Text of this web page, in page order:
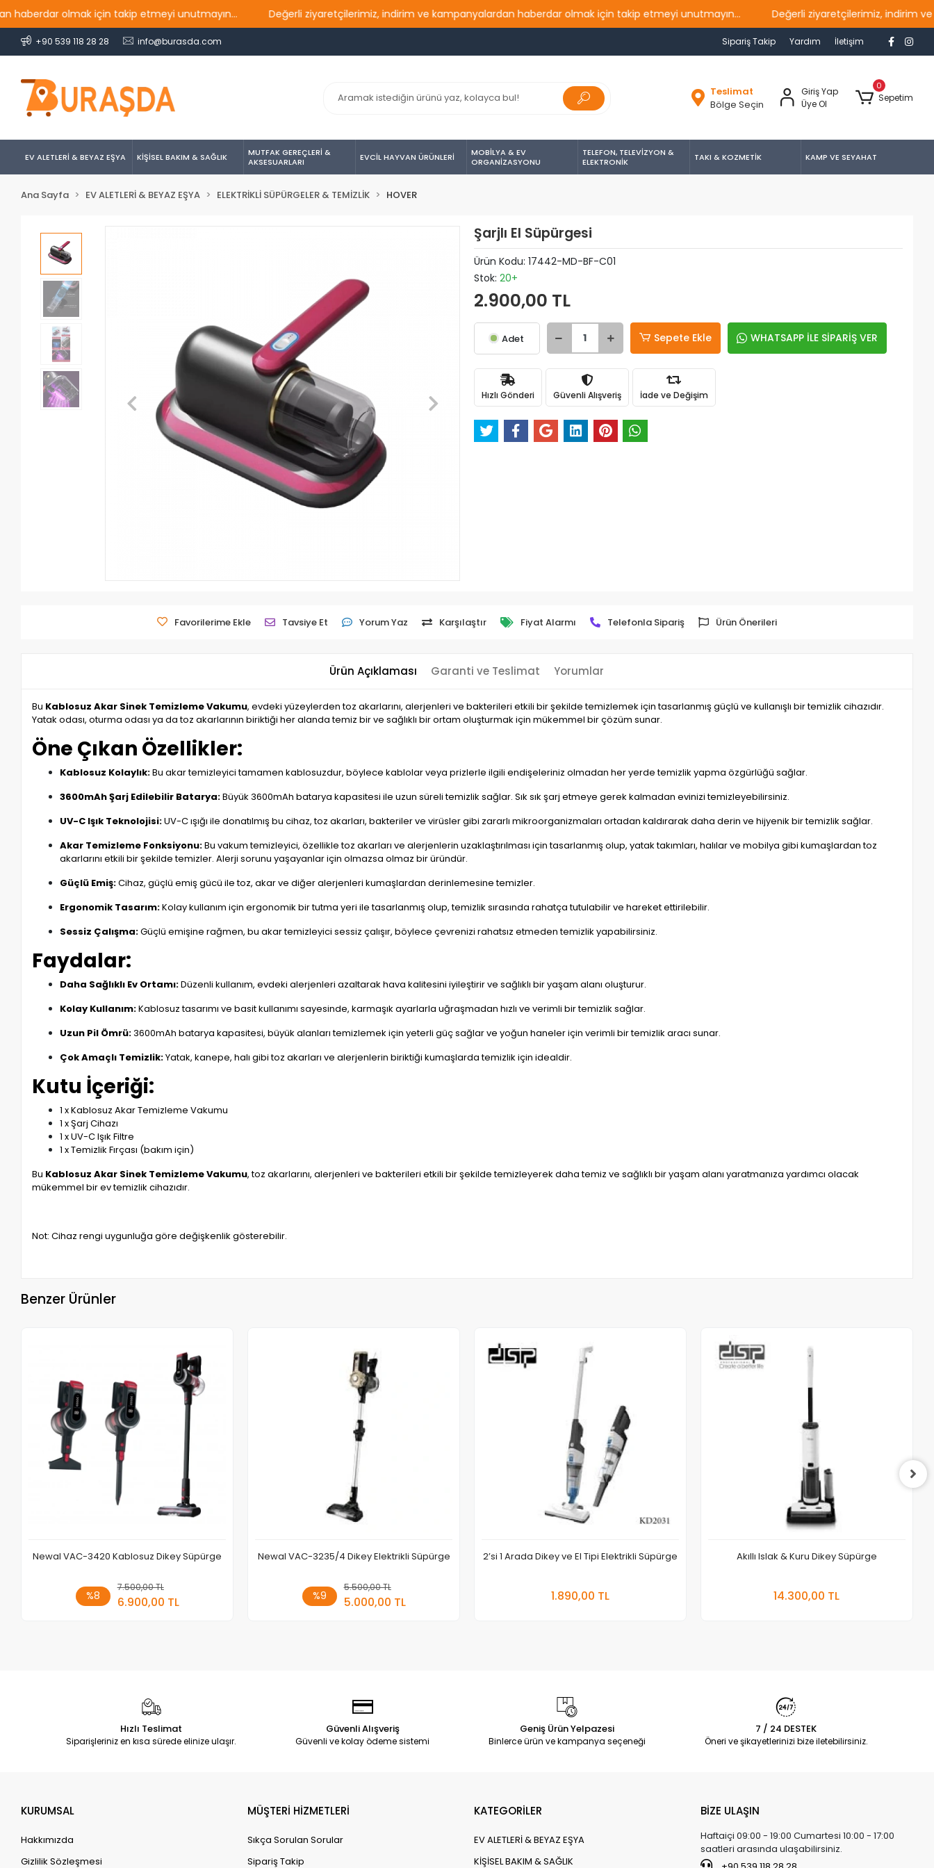
olmak için takip etmeyi unutmayın... Değerli ziyaretçilerimiz, indirim ve kampanyalardan haberdar olmak için takip etmeyi unutmayın... Değerli ziyaretçilerimiz, indirim ve
+90 539 118 28 28 info@burasda.com Sipariş Takip Yardım İletişim
Teslimat
Bölge Seçin
Giriş Yap
Üye Ol
0
Sepetim
EV ALETLERİ & BEYAZ EŞYA KİŞİSEL BAKIM & SAĞLIK
MUTFAK GEREÇLERİ &
AKSESUARLARI
EVCİL HAYVAN ÜRÜNLERİ
MOBİLYA & EV
ORGANİZASYONU
TELEFON, TELEVİZYON &
ELEKTRONİK
TAKI & KOZMETİK KAMP VE SEYAHAT
Ana Sayfa EV ALETLERİ & BEYAZ EŞYA ELEKTRİKLİ SÜPÜRGELER & TEMİZLİK HOVER
Şarjlı El Süpürgesi
Ürün Kodu: 17442-MD-BF-C01
Stok: 20+
2.900,00 TL
Adet Sepete Ekle WHATSAPP İLE SİPARİŞ VER
Hızlı Gönderi Güvenli Alışveriş İade ve Değişim
Favorilerime Ekle Tavsiye Et Yorum Yaz Karşılaştır Fiyat Alarmı Telefonla Sipariş Ürün Önerileri
Ürün Açıklaması Garanti ve Teslimat Yorumlar
Bu Kablosuz Akar Sinek Temizleme Vakumu, evdeki yüzeylerden toz akarlarını, alerjenleri ve bakterileri etkili bir şekilde temizlemek için tasarlanmış güçlü ve kullanışlı bir temizlik cihazıdır.
Yatak odası, oturma odası ya da toz akarlarının biriktiği her alanda temiz bir ve sağlıklı bir ortam oluşturmak için mükemmel bir çözüm sunar.
Öne Çıkan Özellikler:
Kablosuz Kolaylık:Bu akar temizleyici tamamen kablosuzdur, böylece kablolar veya prizlerle ilgili endişeleriniz olmadan her yerde temizlik yapma özgürlüğü sağlar.
3600mAh Şarj Edilebilir Batarya:Büyük 3600mAh batarya kapasitesi ile uzun süreli temizlik sağlar. Sık sık şarj etmeye gerek kalmadan evinizi temizleyebilirsiniz.
UV-C Işık Teknolojisi:UV-C ışığı ile donatılmış bu cihaz, toz akarları, bakteriler ve virüsler gibi zararlı mikroorganizmaları ortadan kaldırarak daha derin ve hijyenik bir temizlik sağlar.
Akar Temizleme Fonksiyonu:Bu vakum temizleyici, özellikle toz akarları ve alerjenlerin uzaklaştırılması için tasarlanmış olup, yatak takımları, halılar ve mobilya gibi kumaşlardan toz
akarlarını etkili bir şekilde temizler. Alerji sorunu yaşayanlar için olmazsa olmaz bir üründür.
Güçlü Emiş:Cihaz, güçlü emiş gücü ile toz, akar ve diğer alerjenleri kumaşlardan derinlemesine temizler.
Ergonomik Tasarım:Kolay kullanım için ergonomik bir tutma yeri ile tasarlanmış olup, temizlik sırasında rahatça tutulabilir ve hareket ettirilebilir.
Sessiz Çalışma:Güçlü emişine rağmen, bu akar temizleyici sessiz çalışır, böylece çevrenizi rahatsız etmeden temizlik yapabilirsiniz.
Faydalar:
Daha Sağlıklı Ev Ortamı:Düzenli kullanım, evdeki alerjenleri azaltarak hava kalitesini iyileştirir ve sağlıklı bir yaşam alanı oluşturur.
Kolay Kullanım:Kablosuz tasarımı ve basit kullanımı sayesinde, karmaşık ayarlarla uğraşmadan hızlı ve verimli bir temizlik sağlar.
Uzun Pil Ömrü:3600mAh batarya kapasitesi, büyük alanları temizlemek için yeterli güç sağlar ve yoğun haneler için verimli bir temizlik aracı sunar.
Çok Amaçlı Temizlik:Yatak, kanepe, halı gibi toz akarları ve alerjenlerin biriktiği kumaşlarda temizlik için idealdir.
Kutu İçeriği:
1 x Kablosuz Akar Temizleme Vakumu
1 x Şarj Cihazı
1 x UV-C Işık Filtre
1 x Temizlik Fırçası (bakım için)
Bu Kablosuz Akar Sinek Temizleme Vakumu, toz akarlarını, alerjenleri ve bakterileri etkili bir şekilde temizleyerek daha temiz ve sağlıklı bir yaşam alanı yaratmanıza yardımcı olacak
mükemmel bir ev temizlik cihazıdır.
Not: Cihaz rengi uygunluğa göre değişkenlik gösterebilir.
Benzer Ürünler
Newal VAC-3420 Kablosuz Dikey Süpürge
%8
7.500,00 TL
6.900,00 TL
Sepete Ekle
Newal VAC-3235/4 Dikey Elektrikli Süpürge
%9
5.500,00 TL
5.000,00 TL
Sepete Ekle
2’si 1 Arada Dikey ve El Tipi Elektrikli Süpürge
1.890,00 TL
Akıllı Islak & Kuru Dikey Süpürge
14.300,00 TL
Hızlı Teslimat
Siparişleriniz en kısa sürede elinize ulaşır.
Güvenli Alışveriş
Güvenli ve kolay ödeme sistemi
Geniş Ürün Yelpazesi
Binlerce ürün ve kampanya seçeneği
7 / 24 DESTEK
Öneri ve şikayetlerinizi bize iletebilirsiniz.
KURUMSAL
Hakkımızda
Gizlilik Sözleşmesi
MÜŞTERİ HİZMETLERİ
Sıkça Sorulan Sorular
Sipariş Takip
KATEGORİLER
EV ALETLERİ & BEYAZ EŞYA
KİŞİSEL BAKIM & SAĞLIK
BİZE ULAŞIN
Haftaiçi 09:00 - 19:00 Cumartesi 10:00 - 17:00
saatleri arasında ulaşabilirsiniz.